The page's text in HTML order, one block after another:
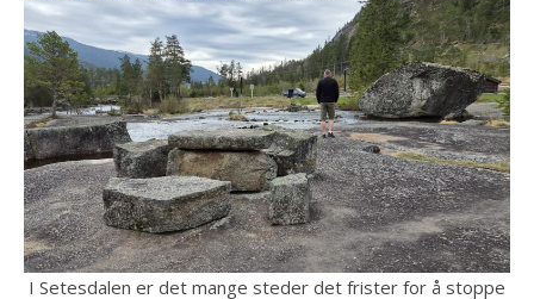
I Setesdalen er det mange steder det frister for å stoppe